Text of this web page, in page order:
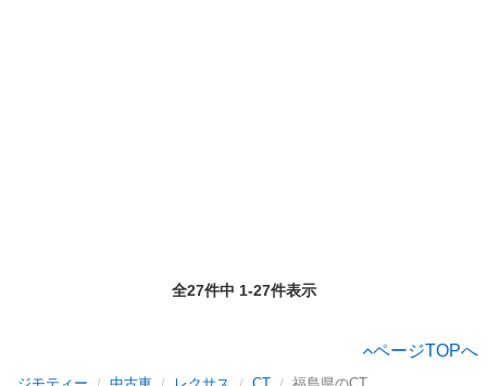
全27件中 1-27件表示
ページTOPへ